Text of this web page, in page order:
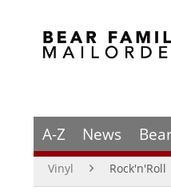
A-Z News
Vinyl Rock'n'Roll